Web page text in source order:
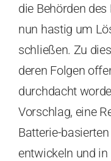
die Behörden
nun hastig um
schließen. Zu
deren Folgen
durchdacht
Vorschlag, eine
Batterie-
entwickeln und